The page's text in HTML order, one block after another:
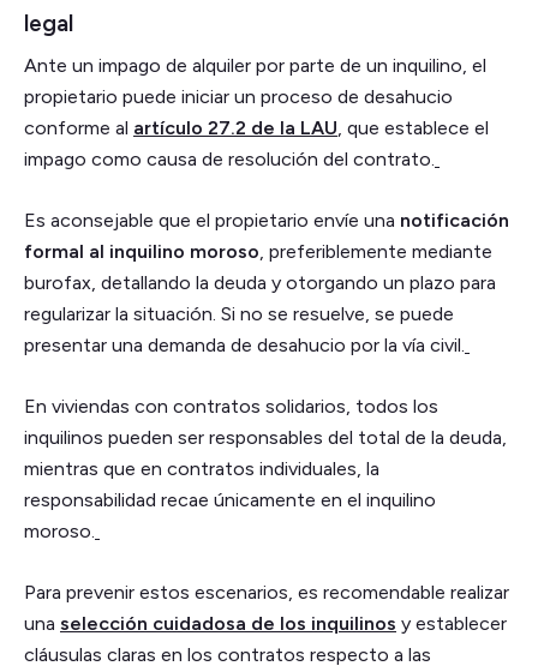
legal
Ante un impago de alquiler por parte de un inquilino, el
propietario puede iniciar un proceso de desahucio
conforme al artículo 27.2 de la LAU, que establece el
impago como causa de resolución del contrato.
Es aconsejable que el propietario envíe una notificación
formal al inquilino moroso, preferiblemente mediante
burofax, detallando la deuda y otorgando un plazo para
regularizar la situación. Si no se resuelve, se puede
presentar una demanda de desahucio por la vía civil.
En viviendas con contratos solidarios, todos los
inquilinos pueden ser responsables del total de la deuda,
mientras que en contratos individuales, la
responsabilidad recae únicamente en el inquilino
moroso.
Para prevenir estos escenarios, es recomendable realizar
una selección cuidadosa de los inquilinos y establecer
cláusulas claras en los contratos respecto a las